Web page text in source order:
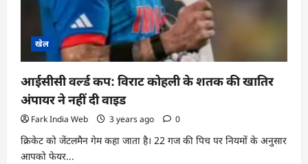
खेल
आईसीसी वर्ल्ड कप: विराट कोहली के शतक की खातिर
अंपायर ने नहीं दी वाइड
Fark India Web 3 years ago 0
क्रिकेट को जेंटलमैन गेम कहा जाता है। 22 गज की पिच पर नियमों के अनुसार
आपको फेयर...